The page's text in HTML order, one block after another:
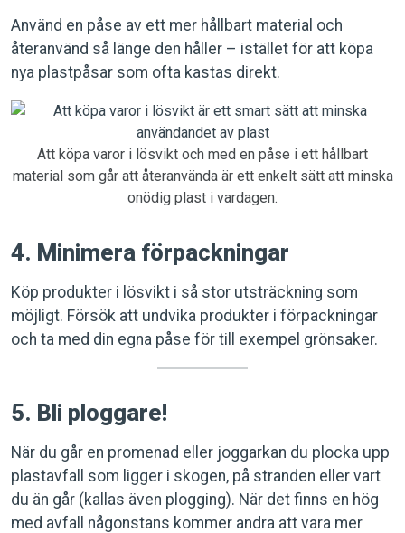
Använd en påse av ett mer hållbart material och
återanvänd så länge den håller – istället för att köpa
nya plastpåsar som ofta kastas direkt.
Att köpa varor i lösvikt och med en påse i ett hållbart
material som går att återanvända är ett enkelt sätt att minska
onödig plast i vardagen.
4. Minimera förpackningar
Köp produkter i lösvikt i så stor utsträckning som
möjligt. Försök att undvika produkter i förpackningar
och ta med din egna påse för till exempel grönsaker.
5. Bli ploggare!
När du går en promenad eller joggarkan du plocka upp
plastavfall som ligger i skogen, på stranden eller vart
du än går (kallas även plogging). När det finns en hög
med avfall någonstans kommer andra att vara mer